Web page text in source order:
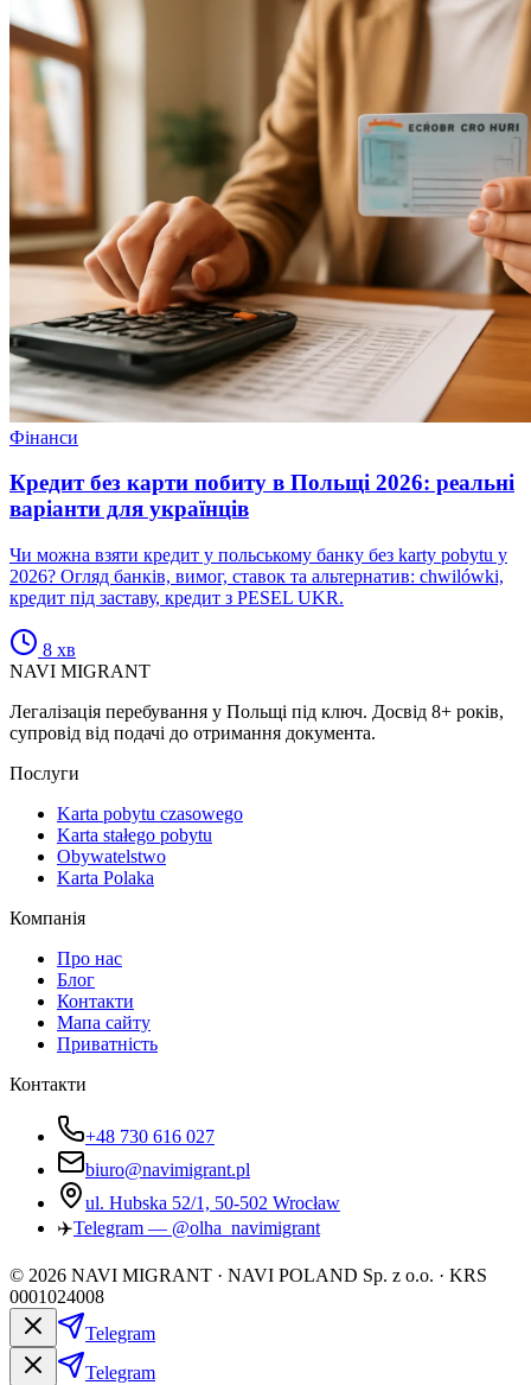
Фінанси
Кредит без карти побиту в Польщі 2026: реальні
варіанти для українців
Чи можна взяти кредит у польському банку без karty pobytu у
2026? Огляд банків, вимог, ставок та альтернатив: chwilówki,
кредит під заставу, кредит з PESEL UKR.
8 хв
NAVI MIGRANT
Легалізація перебування у Польщі під ключ. Досвід 8+ років,
супровід від подачі до отримання документа.
Послуги
Karta pobytu czasowego
Karta stałego pobytu
Obywatelstwo
Karta Polaka
Компанія
Про нас
Блог
Контакти
Мапа сайту
Приватність
Контакти
+48 730 616 027
biuro@navimigrant.pl
ul. Hubska 52/1, 50-502 Wrocław
✈️Telegram — @olha_navimigrant
© 2026 NAVI MIGRANT · NAVI POLAND Sp. z o.o. · KRS
0001024008
Telegram
Telegram